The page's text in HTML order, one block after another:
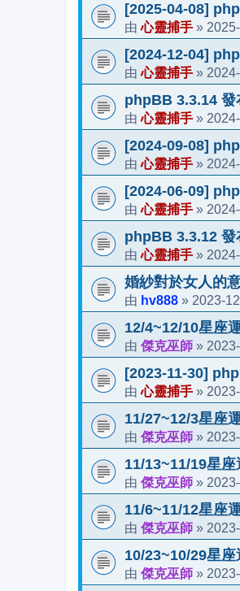
[2025-04-08]
由心靈捕手 »
[2024-12-04]
由心靈捕手 »
phpBB 3.3.14 發
由心靈捕手 »
[2024-09-08]
由心靈捕手 »
[2024-06-09]
由心靈捕手 »
phpBB 3.3.12 發
由心靈捕手 »
婚紗對於女人的
由 hv888 » 2023-
12/4~12/10星座
由 傑克巫師 »
[2023-11-30]
由心靈捕手 »
11/27~12/3星座
由 傑克巫師 »
11/13~11/19星座
由 傑克巫師 »
11/6~11/12星座
由 傑克巫師 »
10/23~10/29星座
由 傑克巫師 »